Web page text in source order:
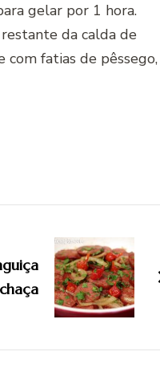
gelar por 1 hora.
da calda de
com fatias de pêssego,